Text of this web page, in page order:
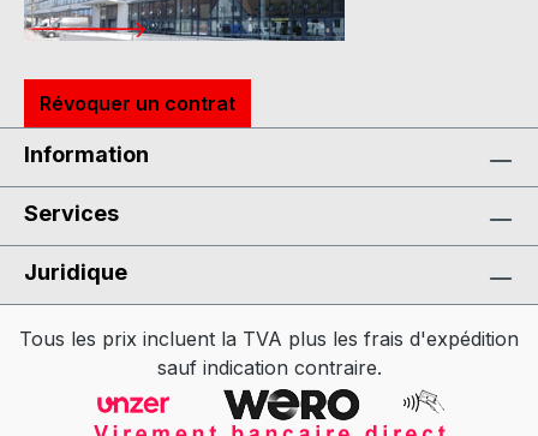
Révoquer un contrat
Information
Services
Juridique
Tous les prix incluent la TVA plus les frais d'expédition
sauf indication contraire.